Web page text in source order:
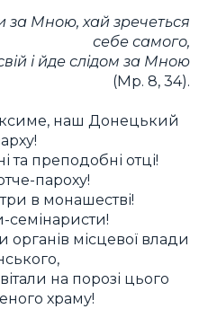
за Мною, хай зречеться
себе самого,
і йде слідом за Мною
(Мр. 8, 34).
наш Донецький
та преподобні отці!
пароху!
в монашестві!
семінаристи!
місцевої влади
на порозі цього
храму!